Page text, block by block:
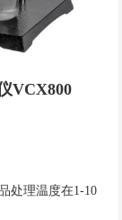
VCX800
处理温度在1-10